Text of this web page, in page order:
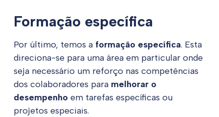
Formação específica
Por último, temos a formação específica. Esta
direciona-se para uma área em particular onde
seja necessário um reforço nas competências
dos colaboradores para melhorar o
desempenho em tarefas específicas ou
projetos especiais.